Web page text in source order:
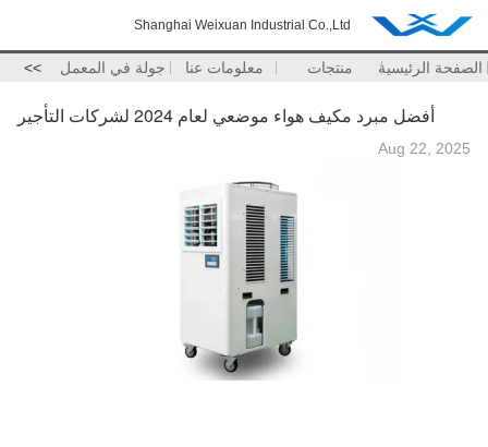
Shanghai Weixuan Industrial Co.,Ltd
الصفحة الرئيسية منتجات معلومات عنا جولة في المعمل >>
أفضل مبرد مكيف هواء موضعي لعام 2024 لشركات التأجير
Aug 22, 2025